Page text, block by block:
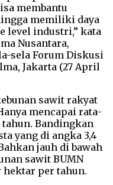
membantu
memiliki daya
level industri,” kata
Nusantara,
sela Forum Diskusi
Jakarta (27 April
sawit rakyat
mencapai rata-
tahun. Bandingkan
yang di angka 3,4
jauh di bawah
sawit BUMN
hektar per tahun.